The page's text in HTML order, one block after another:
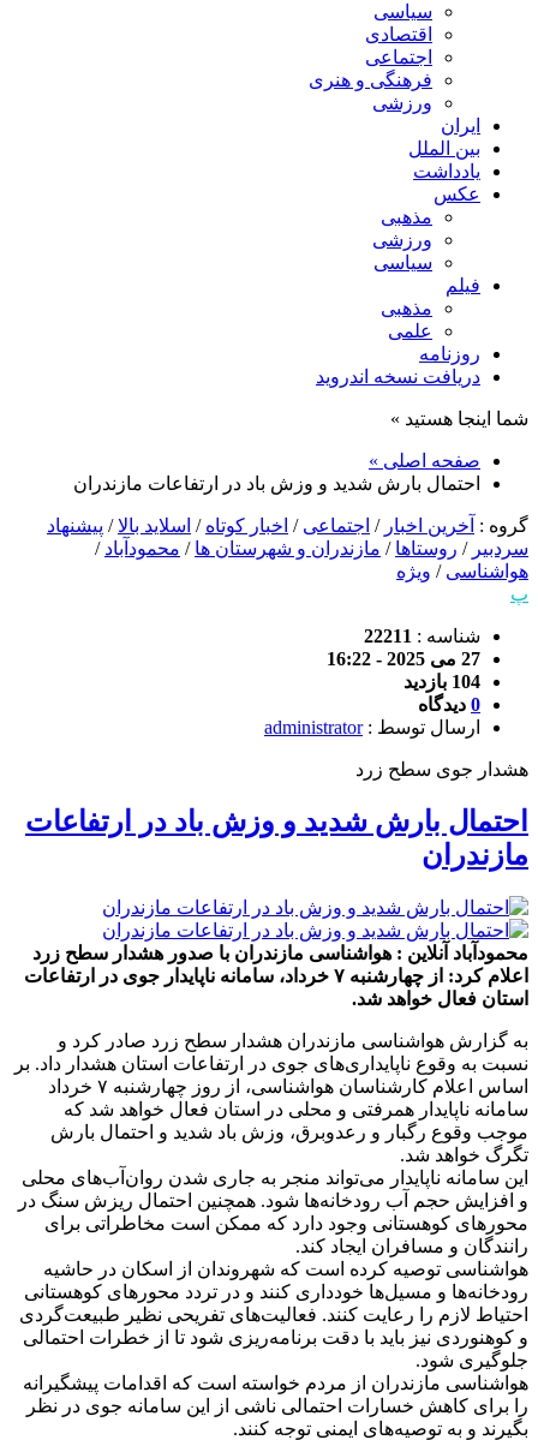
سیاسی
اقتصادی
اجتماعی
فرهنگی و هنری
ورزشی
ایران
بین الملل
یادداشت
عکس
مذهبی
ورزشی
سیاسی
فیلم
مذهبی
علمی
روزنامه
دریافت نسخه اندروید
شما اینجا هستید »
صفحه اصلی »
احتمال بارش شدید و وزش باد در ارتفاعات مازندران
گروه : آخرین اخبار / اجتماعی / اخبار کوتاه / اسلاید بالا/ پیشنهاد
سردبیر / روستاها / مازندران و شهرستان ها / محمودآباد /
هواشناسی / ویژه
پ
شناسه : 22211
27 می 2025 - 16:22
104 بازدید
0 دیدگاه
ارسال توسط :administrator
هشدار جوی سطح زرد
احتمال بارش شدید و وزش باد در ارتفاعات
مازندران
محمودآباد آنلاین : هواشناسی مازندران با صدور هشدار سطح زرد
اعلام کرد: از چهارشنبه ۷ خرداد، سامانه ناپایدار جوی در ارتفاعات
استان فعال خواهد شد.
به گزارش هواشناسی مازندران هشدار سطح زرد صادر کرد و
نسبت به وقوع ناپایداری‌های جوی در ارتفاعات استان هشدار داد. بر
اساس اعلام کارشناسان هواشناسی، از روز چهارشنبه ۷ خرداد
سامانه ناپایدار همرفتی و محلی در استان فعال خواهد شد که
موجب وقوع رگبار و رعدوبرق، وزش باد شدید و احتمال بارش
تگرگ خواهد شد.
این سامانه ناپایدار می‌تواند منجر به جاری شدن روان‌آب‌های محلی
و افزایش حجم آب رودخانه‌ها شود. همچنین احتمال ریزش سنگ در
محورهای کوهستانی وجود دارد که ممکن است مخاطراتی برای
رانندگان و مسافران ایجاد کند.
هواشناسی توصیه کرده است که شهروندان از اسکان در حاشیه
رودخانه‌ها و مسیل‌ها خودداری کنند و در تردد محورهای کوهستانی
احتیاط لازم را رعایت کنند. فعالیت‌های تفریحی نظیر طبیعت‌گردی
و کوهنوردی نیز باید با دقت برنامه‌ریزی شود تا از خطرات احتمالی
جلوگیری شود.
هواشناسی مازندران از مردم خواسته است که اقدامات پیشگیرانه
را برای کاهش خسارات احتمالی ناشی از این سامانه جوی در نظر
بگیرند و به توصیه‌های ایمنی توجه کنند.